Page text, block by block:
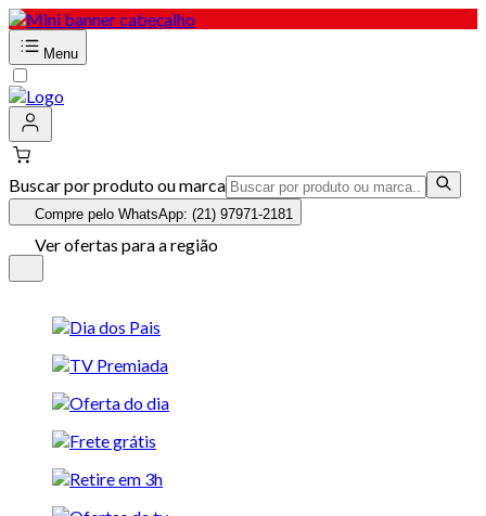
Menu
Buscar por produto ou marca
Compre pelo WhatsApp: (21) 97971-2181
Ver ofertas para a região